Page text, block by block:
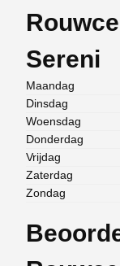
Sereni
Maandag
Dinsdag
Woensdag
Donderdag
Vrijdag
Zaterdag
Zondag